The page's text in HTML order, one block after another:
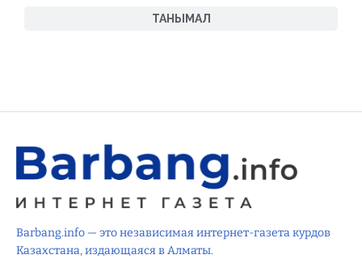
ТАНЫМАЛ
Barbang.info — это независимая интернет-газета курдов
Казахстана, издающаяся в Алматы.